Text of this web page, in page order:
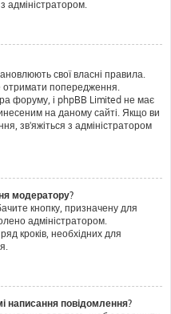
адміністратором.
свої власні правила.
попередження.
форуму, і phpBB Limited не має
на даному сайті. Якщо ви
зв'яжіться з адміністратором
модератору?
кнопку, призначену для
адміністратором.
кроків, необхідних для
написання повідомлення?